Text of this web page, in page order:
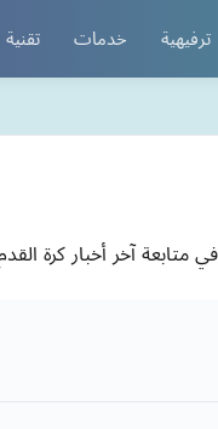
ترفيهية خدمات تقنية